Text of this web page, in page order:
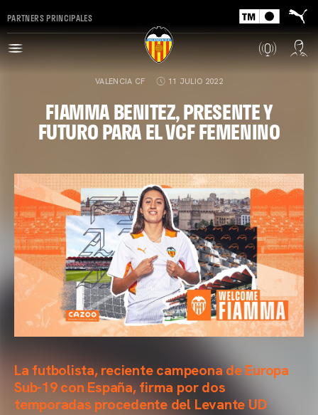
PARTNERS PRINCIPALES
VALENCIA CF 11 JULIO 2022
FIAMMA BENITEZ, PRESENTE Y
FUTURO PARA EL VCF FEMENINO
La futbolista, reciente campeona de Europa
Sub-19 con España, firma por dos
temporadas procedente del Levante UD